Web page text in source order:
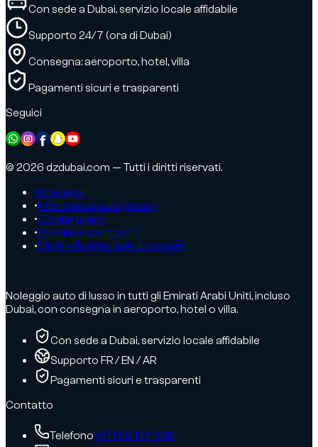
Con sede a Dubai, servizio locale affidabile
Supporto 24/7 (ora di Dubai)
Consegna: aeroporto, hotel, villa
Pagamenti sicuri e trasparenti
Seguici
© 2026 dzdubai.com — Tutti i diritti riservati.
Note legali
•Informativa sulla privacy
•Cookie policy
•Termini e condizioni
•Diritti e licenze delle immagini
Noleggio auto di lusso in tutti gli Emirati Arabi Uniti, incluso
Dubai, con consegna in aeroporto, hotel o villa.
Con sede a Dubai, servizio locale affidabile
Supporto FR / EN / AR
Pagamenti sicuri e trasparenti
Contatto
Telefono+971 58 101 1086